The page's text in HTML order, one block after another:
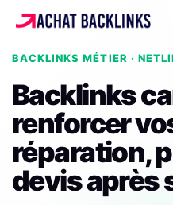
BACKLINKS MÉTIER ·
Backlinks
renforcer
réparation,
devis après